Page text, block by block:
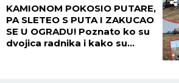
KAMIONOM POKOSIO PUTARE,
PA SLETEO S PUTA I ZAKUCAO
SE U OGRADU! Poznato ko su
dvojica radnika i kako su